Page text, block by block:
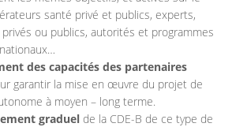
santé privé et publics, experts,
ou publics, autorités et programmes
des capacités des partenaires
garantir la mise en œuvre du projet de
à moyen – long terme.
graduel de la CDE-B de ce type de